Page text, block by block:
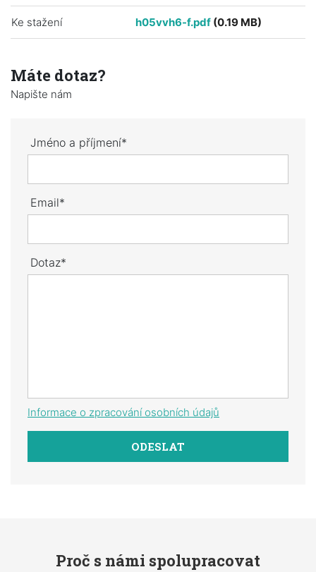
Ke stažení h05vvh6-f.pdf (0.19 MB)
Máte dotaz?
Napište nám
Jméno a příjmení*
Email*
Dotaz*
Informace o zpracování osobních údajů
Proč s námi spolupracovat